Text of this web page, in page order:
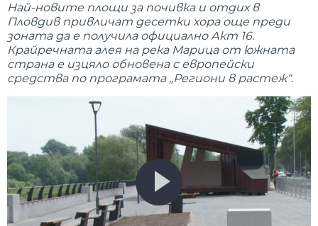
Най-новите площи за почивка и отдих в
Пловдив привличат десетки хора още преди
зоната да е получила официално Акт 16.
Крайречната алея на река Марица от южната
страна е изцяло обновена с европейски
средства по програмата „Региони в растеж“.